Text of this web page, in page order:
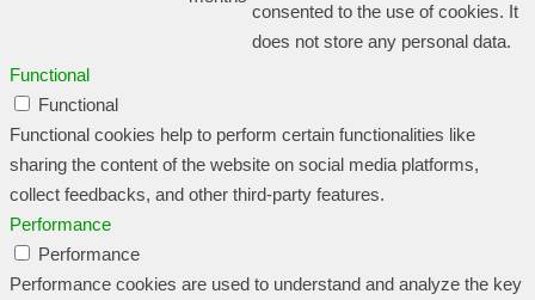
consented to the use of cookies. It
does not store any personal data.
Functional
Functional
Functional cookies help to perform certain functionalities like
sharing the content of the website on social media platforms,
collect feedbacks, and other third-party features.
Performance
Performance
Performance cookies are used to understand and analyze the key